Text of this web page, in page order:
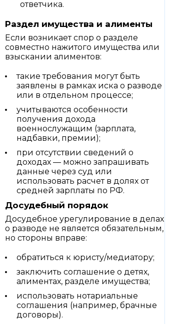
ответчика.
Раздел имущества и алименты
Если возникает спор о разделе
совместно нажитого имущества или
взыскании алиментов:
такие требования могут быть
заявлены в рамках иска о разводе
или в отдельном процессе;
учитываются особенности
получения дохода
военнослужащим (зарплата,
надбавки, премии);
при отсутствии сведений о
доходах — можно запрашивать
данные через суд или
использовать расчет в долях от
средней зарплаты по РФ.
Досудебный порядок
Досудебное урегулирование в делах
о разводе не является обязательным,
но стороны вправе:
обратиться к юристу/медиатору;
заключить соглашение о детях,
алиментах, разделе имущества;
использовать нотариальные
соглашения (например, брачные
договоры).